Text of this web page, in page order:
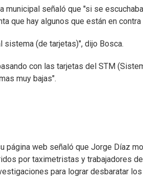
municipal señaló que "si se
que hay algunos que están en
sistema (de tarjetas)", dijo Bosca.
con las tarjetas del STM
muy bajas".
página web señaló que Jorge Díaz
por taximetristas y trabajadores
para lograr desbaratar